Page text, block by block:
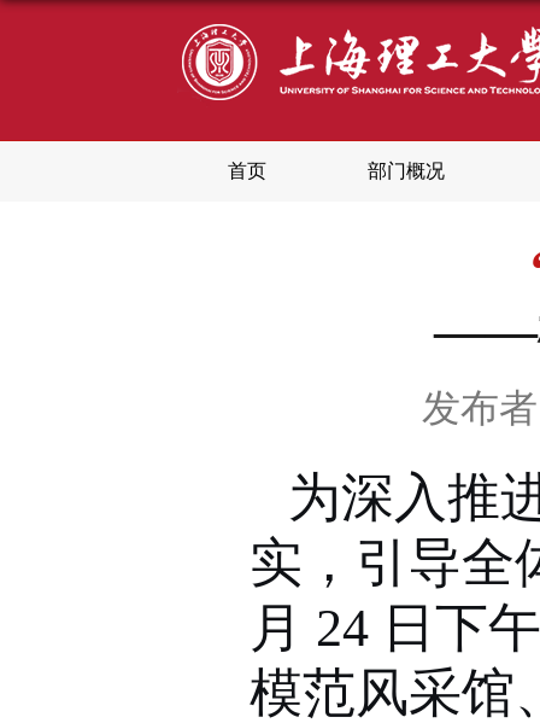
首页 部门概况
——
发布
为深入推
实，引导全
月 24 日下
模范风采馆